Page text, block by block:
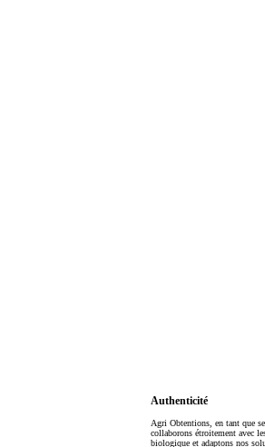
Authenticité
Agri Obtentions, en tant que
collaborons étroitement avec
biologique et adaptons nos